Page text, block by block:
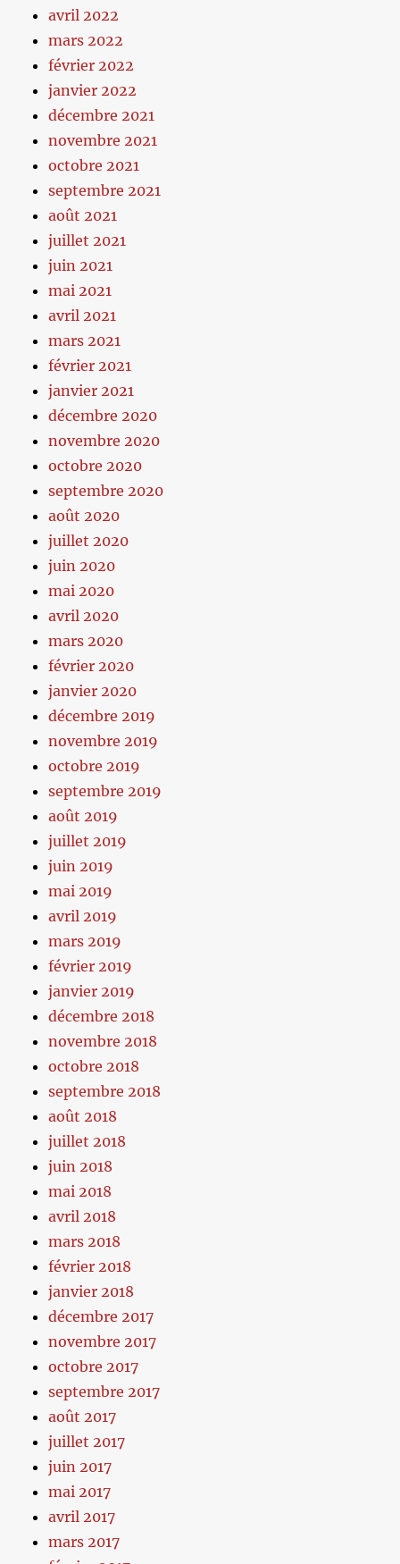
avril 2022
mars 2022
février 2022
janvier 2022
décembre 2021
novembre 2021
octobre 2021
septembre 2021
août 2021
juillet 2021
juin 2021
mai 2021
avril 2021
mars 2021
février 2021
janvier 2021
décembre 2020
novembre 2020
octobre 2020
septembre 2020
août 2020
juillet 2020
juin 2020
mai 2020
avril 2020
mars 2020
février 2020
janvier 2020
décembre 2019
novembre 2019
octobre 2019
septembre 2019
août 2019
juillet 2019
juin 2019
mai 2019
avril 2019
mars 2019
février 2019
janvier 2019
décembre 2018
novembre 2018
octobre 2018
septembre 2018
août 2018
juillet 2018
juin 2018
mai 2018
avril 2018
mars 2018
février 2018
janvier 2018
décembre 2017
novembre 2017
octobre 2017
septembre 2017
août 2017
juillet 2017
juin 2017
mai 2017
avril 2017
mars 2017